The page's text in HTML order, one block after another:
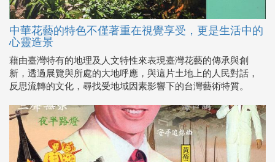
中華花藝的特色不僅著重在視覺享受，更是生活中的
心靈造景
藉由臺灣特有的地理及人文特性來表現臺灣花藝的傳承與創
新，透過展覽與所處的大地呼應，與這片土地上的人民對話，
反思流轉的文化，尋找受地域因素影響下的台灣藝術特質。